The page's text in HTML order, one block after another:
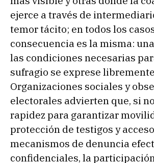
ejerce a través de
temor tácito; en todos los
consecuencia es la misma:
las condiciones necesarias
sufragio se exprese
Organizaciones sociales y
electorales advierten que, si
rapidez para garantizar
protección de testigos y
mecanismos de denuncia
confidenciales, la